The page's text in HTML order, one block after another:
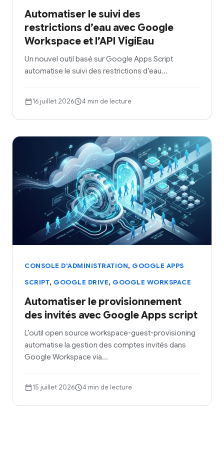
Automatiser le suivi des
restrictions d’eau avec Google
Workspace et l’API VigiEau
Un nouvel outil basé sur Google Apps Script
automatise le suivi des restrictions d’eau…
16 juillet 2026 4 min de lecture
CONSOLE D'ADMINISTRATION, GOOGLE APPS
SCRIPT, GOOGLE DRIVE, GOOGLE WORKSPACE
Automatiser le provisionnement
des invités avec Google Apps script
L’outil open source workspace-guest-provisioning
automatise la gestion des comptes invités dans
Google Workspace via…
15 juillet 2026 4 min de lecture